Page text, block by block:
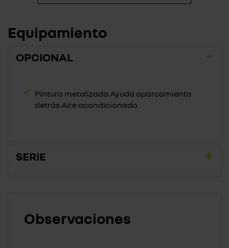
Equipamiento
OPCIONAL
Pintura metalizada Ayuda aparcamiento
detrás Aire acondicionado
SERIE
Observaciones